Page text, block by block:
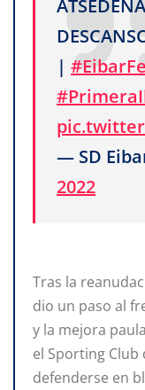
|
— SD
2022
Tras la
dio un paso al
y la mejora
el Sporting Club
defenderse en